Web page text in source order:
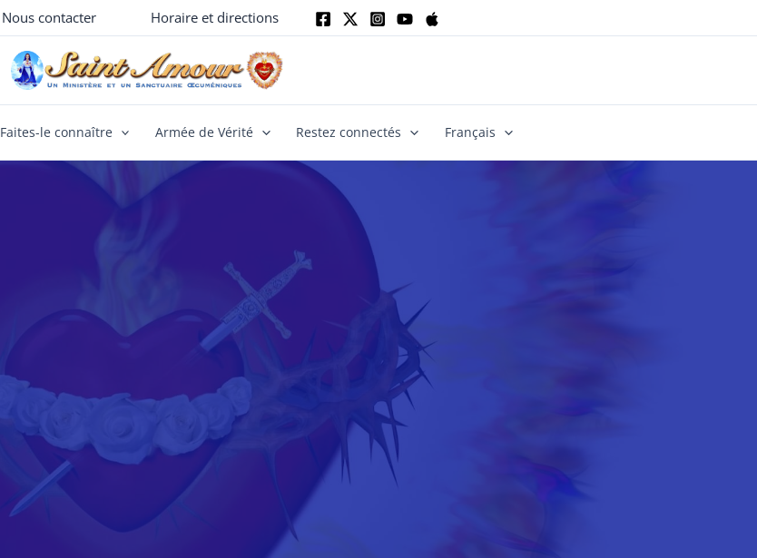
Nous contacter Horaire et directions
Faites-le connaître Armée de Vérité Restez connectés Français